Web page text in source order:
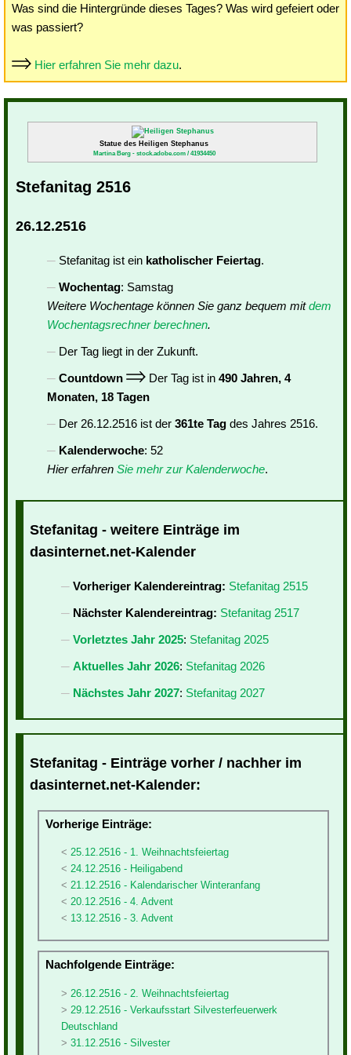
Was sind die Hintergründe dieses Tages? Was wird gefeiert oder
was passiert?
Hier erfahren Sie mehr dazu.
Statue des Heiligen Stephanus
Martina Berg - stock.adobe.com / 41934450
Stefanitag 2516
26.12.2516
Stefanitag ist ein katholischer Feiertag.
Wochentag: Samstag
Weitere Wochentage können Sie ganz bequem mitdem
Wochentagsrechner berechnen.
Der Tag liegt in der Zukunft.
Countdown
Der Tag ist in 490 Jahren, 4
Monaten, 18 Tagen
Der 26.12.2516 ist der 361te Tag des Jahres 2516.
Kalenderwoche: 52
Hier erfahren Sie mehr zur Kalenderwoche.
Stefanitag - weitere Einträge im
dasinternet.net-Kalender
Vorheriger Kalendereintrag: Stefanitag 2515
Nächster Kalendereintrag: Stefanitag 2517
Vorletztes Jahr 2025: Stefanitag 2025
Aktuelles Jahr 2026: Stefanitag 2026
Nächstes Jahr 2027: Stefanitag 2027
Stefanitag - Einträge vorher / nachher im
dasinternet.net-Kalender:
Vorherige Einträge:
25.12.2516 - 1. Weihnachtsfeiertag
24.12.2516 - Heiligabend
21.12.2516 - Kalendarischer Winteranfang
20.12.2516 - 4. Advent
13.12.2516 - 3. Advent
Nachfolgende Einträge:
26.12.2516 - 2. Weihnachtsfeiertag
29.12.2516 - Verkaufsstart Silvesterfeuerwerk
Deutschland
31.12.2516 - Silvester